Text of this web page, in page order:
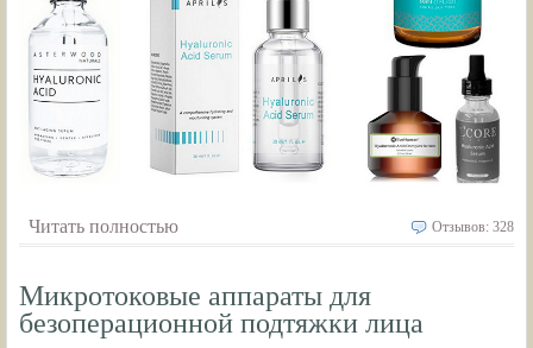
Читать полностью Отзывов: 328
Микротоковые аппараты для
безоперационной подтяжки лица